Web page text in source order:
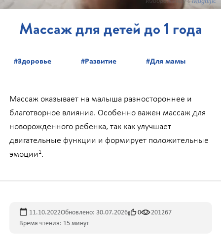
Массаж для детей до 1 года
#Здоровье #Развитие #Для мамы
Массаж оказывает на малыша разностороннее и
благотворное влияние. Особенно важен массаж для
новорожденного ребенка, так как улучшает
двигательные функции и формирует положительные
эмоции1.
11.10.2022Обновлено: 30.07.2026 0
201267
Время чтения: 15 минут